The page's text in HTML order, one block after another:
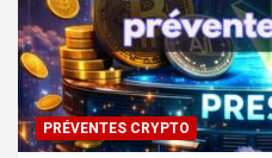
PRÉVENTES CRYPTO